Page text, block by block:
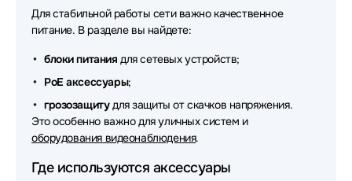
Аксессуары для сетевого оборудования CUDY
Аксессуары для сетевого оборудования Qnap
Аксессуары для сетевого оборудования Lenovo
Аксессуары для сетевого оборудования Fujitsu
Аксессуары для сетевого оборудования Chenbro
Для стабильной работы сети важно качественное
питание. В разделе вы найдете:
блоки питания для сетевых устройств;
PoE аксессуары;
грозозащитудля защиты от скачков напряжения.
Это особенно важно для уличных систем и
оборудования видеонаблюдения.
Где используются аксессуары